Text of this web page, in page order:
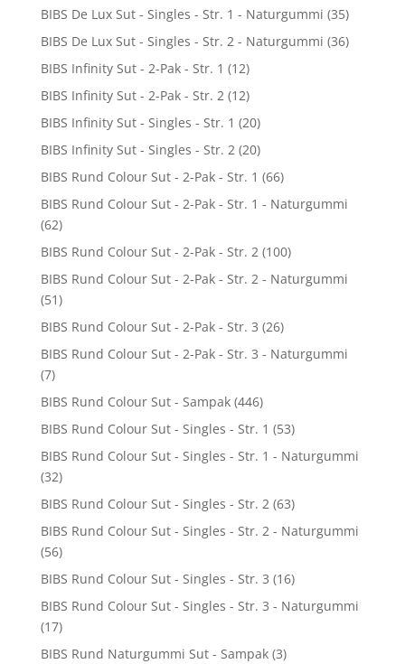
BIBS De Lux Sut - Singles - Str. 1 - Naturgummi (35)
BIBS De Lux Sut - Singles - Str. 2 - Naturgummi (36)
BIBS Infinity Sut - 2-Pak - Str. 1 (12)
BIBS Infinity Sut - 2-Pak - Str. 2 (12)
BIBS Infinity Sut - Singles - Str. 1 (20)
BIBS Infinity Sut - Singles - Str. 2 (20)
BIBS Rund Colour Sut - 2-Pak - Str. 1 (66)
BIBS Rund Colour Sut - 2-Pak - Str. 1 - Naturgummi
(62)
BIBS Rund Colour Sut - 2-Pak - Str. 2 (100)
BIBS Rund Colour Sut - 2-Pak - Str. 2 - Naturgummi
(51)
BIBS Rund Colour Sut - 2-Pak - Str. 3 (26)
BIBS Rund Colour Sut - 2-Pak - Str. 3 - Naturgummi
(7)
BIBS Rund Colour Sut - Sampak (446)
BIBS Rund Colour Sut - Singles - Str. 1 (53)
BIBS Rund Colour Sut - Singles - Str. 1 - Naturgummi
(32)
BIBS Rund Colour Sut - Singles - Str. 2 (63)
BIBS Rund Colour Sut - Singles - Str. 2 - Naturgummi
(56)
BIBS Rund Colour Sut - Singles - Str. 3 (16)
BIBS Rund Colour Sut - Singles - Str. 3 - Naturgummi
(17)
BIBS Rund Naturgummi Sut - Sampak (3)